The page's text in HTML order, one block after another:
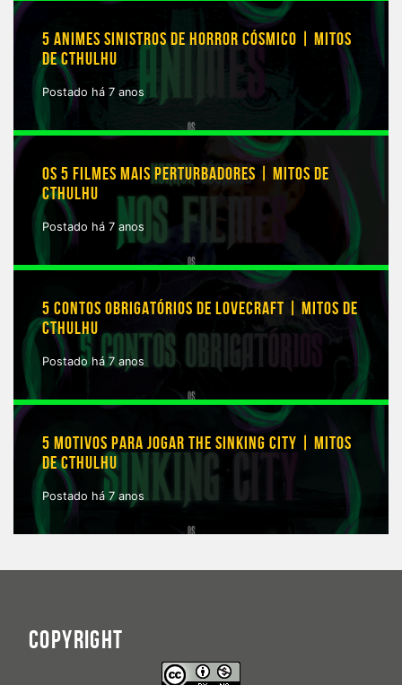
5 ANIMES SINISTROS DE HORROR CÓSMICO | MITOS
DE CTHULHU
Postado há 7 anos
OS 5 FILMES MAIS PERTURBADORES | MITOS DE
CTHULHU
Postado há 7 anos
5 CONTOS OBRIGATÓRIOS DE LOVECRAFT | MITOS DE
CTHULHU
Postado há 7 anos
5 MOTIVOS PARA JOGAR THE SINKING CITY | MITOS
DE CTHULHU
Postado há 7 anos
COPYRIGHT